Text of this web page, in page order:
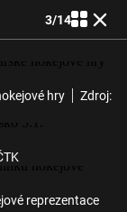
3/14
hry
Zdroj:
reprezentace